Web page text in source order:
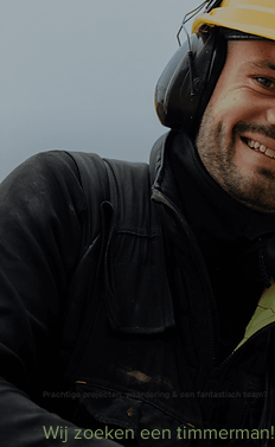
Prachtige projecten, waardering & een fantastisch team?
Wij zoeken een timmerman!